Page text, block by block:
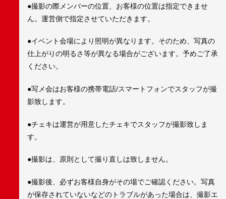
●撮影の際メンバーの位置、お客様の位置は指定できませ
ん。運営側で指定させていただきます。
●イベント会場により照明が異なります。そのため、写真の
仕上がりの明るさ等が異なる場合がございます。予めご了承
ください。
●写メ会はお客様の携帯電話/スマートフォンでスタッフが撮
影致します。
●チェキは運営が用意したチェキでスタッフが撮影致しま
す。
●撮影は、原則として撮り直しは致しません。
●撮影後、必ずお客様自身がその場でご確認ください。写真
が保存されていないなどのトラブルがあった場合は、撮影エ